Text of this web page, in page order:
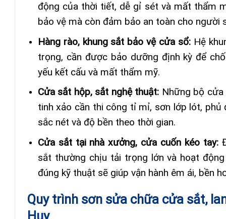
động của thời tiết, dễ gỉ sét và mất thẩm
bảo vệ mà còn đảm bảo an toàn cho người
Hàng rào, khung sắt bảo vệ cửa sổ: Hệ
trọng, cần được bảo dưỡng định kỳ để
yếu kết cấu và mất thẩm mỹ.
Cửa sắt hộp, sắt nghệ thuật: Những bộ
tinh xảo cần thi công tỉ mỉ, sơn lớp lót,
sắc nét và độ bền theo thời gian.
Cửa sắt tại nhà xưởng, cửa cuốn kéo tay:
sắt thường chịu tải trọng lớn và hoạt
đúng kỹ thuật sẽ giúp vận hành êm ái, bền
Quy trình sơn sửa chữa cửa sắt,
Huy